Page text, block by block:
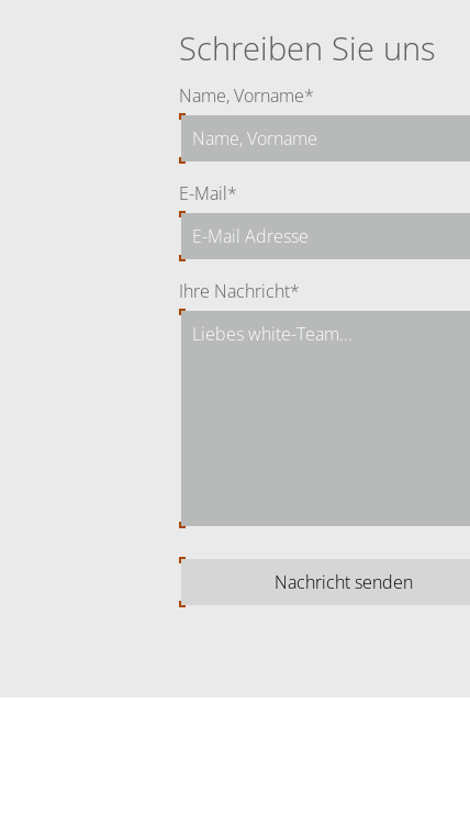
Schreiben Sie uns
Pflichtfeld
Name, Vorname*
Pflichtfeld
E-Mail*
Pflichtfeld
Ihre Nachricht*